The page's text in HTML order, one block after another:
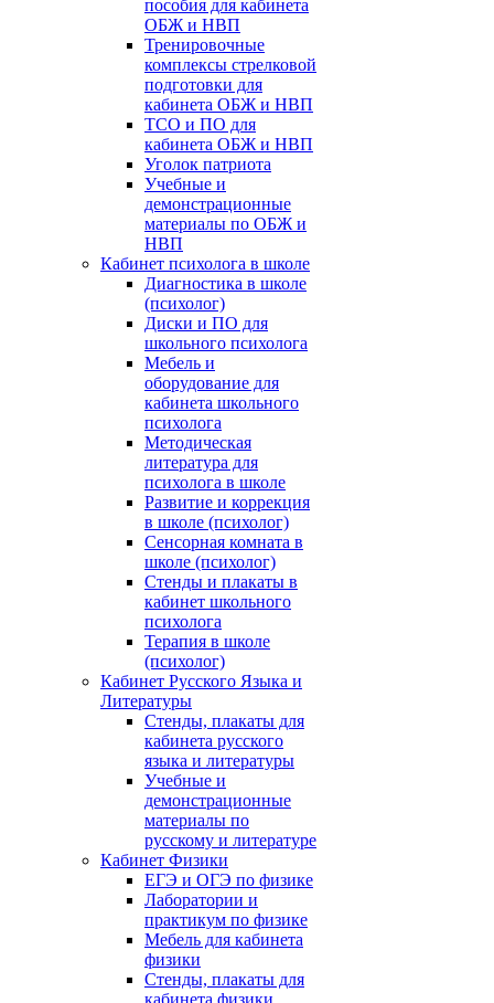
пособия для кабинета
ОБЖ и НВП
Тренировочные
комплексы стрелковой
подготовки для
кабинета ОБЖ и НВП
ТСО и ПО для
кабинета ОБЖ и НВП
Уголок патриота
Учебные и
демонстрационные
материалы по ОБЖ и
НВП
Кабинет психолога в школе
Диагностика в школе
(психолог)
Диски и ПО для
школьного психолога
Мебель и
оборудование для
кабинета школьного
психолога
Методическая
литература для
психолога в школе
Развитие и коррекция
в школе (психолог)
Сенсорная комната в
школе (психолог)
Стенды и плакаты в
кабинет школьного
психолога
Терапия в школе
(психолог)
Кабинет Русского Языка и
Литературы
Стенды, плакаты для
кабинета русского
языка и литературы
Учебные и
демонстрационные
материалы по
русскому и литературе
Кабинет Физики
ЕГЭ и ОГЭ по физике
Лаборатории и
практикум по физике
Мебель для кабинета
физики
Стенды, плакаты для
кабинета физики